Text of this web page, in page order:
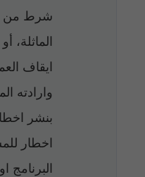
شرط من
الماثلة،
ايقاف
وارادته
بنشر
اخطار
البرنامج